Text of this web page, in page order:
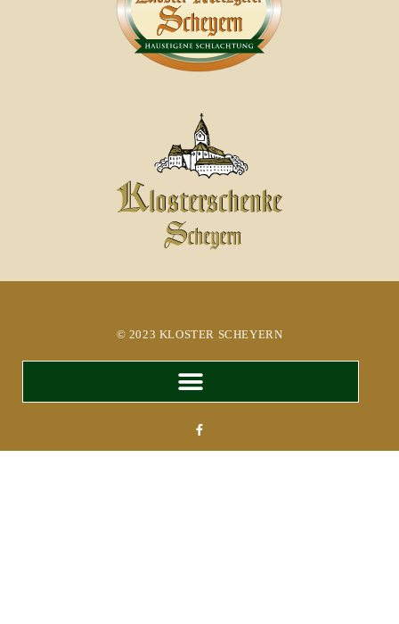
© 2023 KLOSTER SCHEYERN​